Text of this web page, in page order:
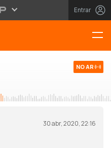
Entrar
NO AR
30 abr, 2020, 22:16